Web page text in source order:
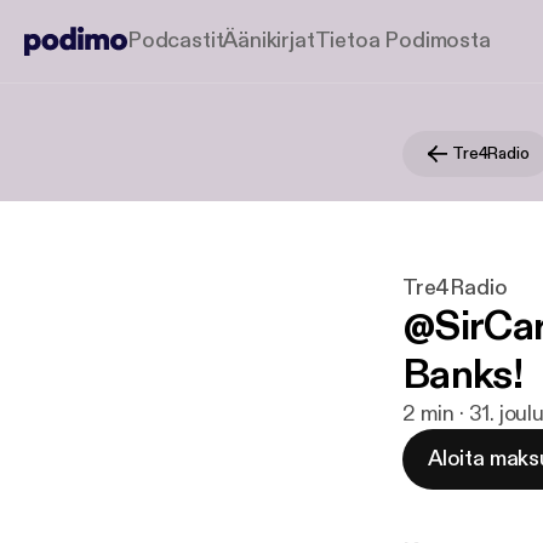
PodcastitÄänikirjatTietoa Podimosta
Tre4Radio
Tre4Radio
Banks!
2 min · 31.
Aloita